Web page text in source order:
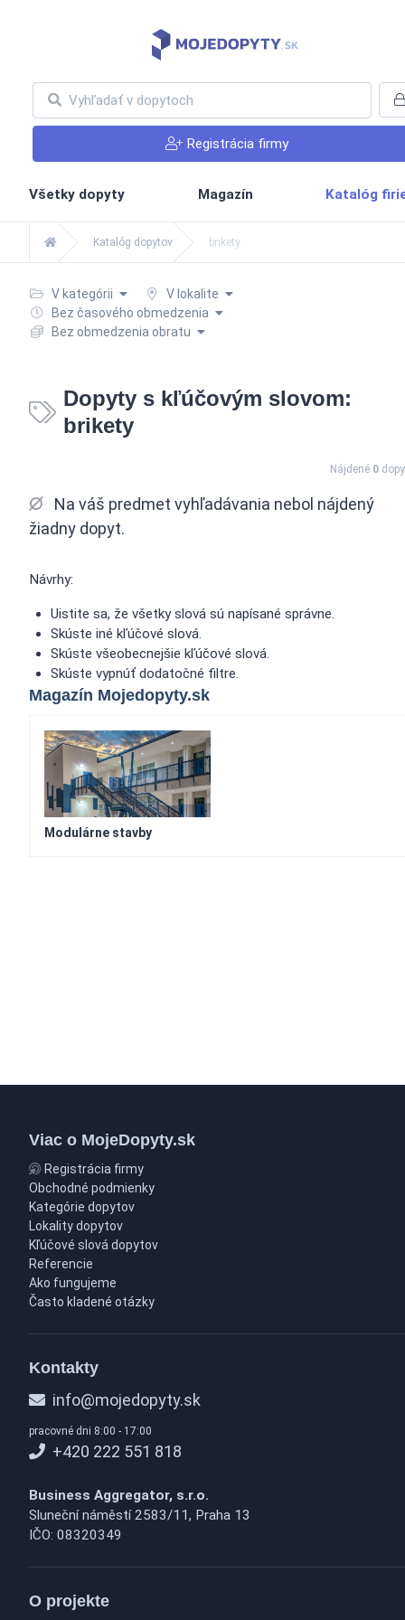
Registrácia firmy
Všetky dopyty Magazín Katalóg
Katalóg dopytov brikety
V kategórii
V lokalite
Bez časového obmedzenia
Bez obmedzenia obratu
Dopyty s kľúčovým slovom:
brikety
Nájdené 0
Na váš predmet vyhľadávania nebol nájdený
žiadny dopyt.
Návrhy:
Uistite sa, že všetky slová sú napísané správne.
Skúste iné kľúčové slová.
Skúste všeobecnejšie kľúčové slová.
Skúste vypnúť dodatočné filtre.
Magazín Mojedopyty.sk
Modulárne stavby
Viac o MojeDopyty.sk
Registrácia firmy
Obchodné podmienky
Kategórie dopytov
Lokality dopytov
Kľúčové slová dopytov
Referencie
Ako fungujeme
Často kladené otázky
Kontakty
info@mojedopyty.sk
pracovné dni 8:00 - 17:00
+420 222 551 818
Business Aggregator, s.r.o.
Sluneční náměstí 2583/11, Praha 13
IČO: 08320349
O projekte